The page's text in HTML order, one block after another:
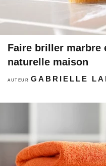
Faire briller marbre
naturelle maison
AUTEURGABRIELLE